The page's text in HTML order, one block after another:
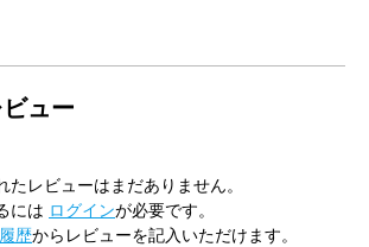
ュー
たレビューはまだありません。
には ログインが必要です。
歴からレビューを記入いただけます。